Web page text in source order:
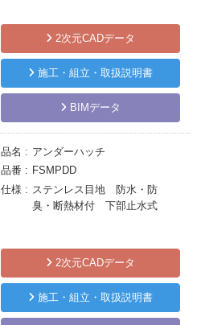
2次元CADデータ
施工・組立・取扱説明書
BIMデータ
品名
アンダーハッチ
品番
FSMPDD
仕様
ステンレス目地 防水・防
臭・断熱材付 下部止水式
2次元CADデータ
施工・組立・取扱説明書